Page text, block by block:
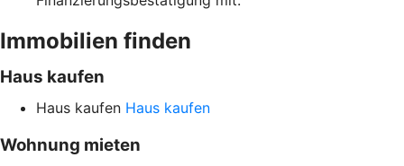
Immobilien finden
Haus kaufen
Haus kaufen Haus kaufen
Wohnung mieten